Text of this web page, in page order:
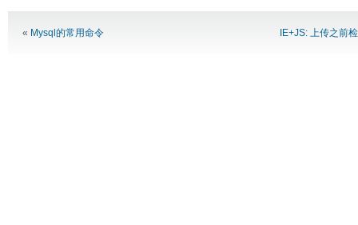
« Mysql的常用命令 IE+JS: 上传之前